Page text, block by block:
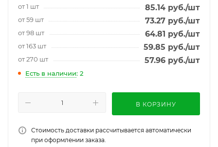
от 1 шт 85.14 руб./шт
от 59 шт 73.27 руб./шт
от 98 шт 64.81 руб./шт
от 163 шт 59.85 руб./шт
от 270 шт 57.96 руб./шт
Есть в наличии: 2
В КОРЗИНУ
Стоимость доставки рассчитывается автоматически
при оформлении заказа.